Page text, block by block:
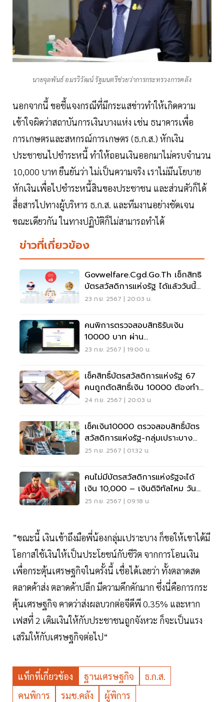
นายจุลพันธ์ อมรวิวัฒน์ รัฐมนตรีช่วยว่าการกระทรวงการคลัง
นอกจากนี้ ขอชี้แจงกรณีที่มีกระแสข่าวทำให้เกิดความ
เข้าใจผิดว่าสถาบันการเงินบางแห่ง เช่น ธนาคารเพื่อ
การเกษตรและสหกรณ์การเกษตร (ธ.ก.ส.) หักเงิน
ประชาชนไปชำระหนี้ ทำให้ถอนเงินออกมาไม่ครบจำนวน
10,000 บาท ยืนยันว่า ไม่เป็นความจริง เราไม่มีนโยบาย
หักเงินเพื่อไปชำระหนี้สินของประชาชน และส่วนตัวก็ได้
สื่อสารไปทางผู้บริหาร ธ.ก.ส. และทีมงานอย่างชัดเจน
ขณะเดียวกัน ในทางปฏิบัติก็ไม่สามารถทำได้
ข่าวที่เกี่ยวข้อง
Govwelfare.cgd.go.th เช็กสิทธิ
บัตรสวัสดิการแห่งรัฐ ได้แล้ววันนี้
24 ก.ย.67
23 ก.ย. 2567 | 20:03 น.
คนพิการตรวจสอบสิทธิรับเงิน
10000 บาท ผ่าน
Govwelfare.dep.go.th
23 ก.ย. 2567 | 19:00 น.
เช็คสิทธิ์บัตรสวัสดิการแห่งรัฐ 67
คนถูกตัดสิทธิ์เงิน 10000 ต้องทำ
อย่างไร
24 ก.ย. 2567 | 20:03 น.
เช็คเงิน10000 ตรวจสอบสิทธิ์บัตร
สวัสดิการแห่งรัฐ-กลุ่มเปราะบาง
ด่วน
25 ก.ย. 2567 | 01:32 น.
คนไม่มีบัตรสวัสดิการแห่งรัฐจะได้
เงิน 10,000 – เงินดิจิทัลไหม วัน
ไหน?
25 ก.ย. 2567 | 09:18 น.
”ขณะนี้ เงินเข้าถึงมือพี่น้องกลุ่มเปราะบาง ก็ขอให้เขาได้มี
โอกาสใช้เงินให้เป็นประโยชน์กับชีวิต จากการโอนเงิน
เพื่อกระตุ้นเศรษฐกิจในครั้งนี้ เชื่อได้เลยว่า ทั้งตลาดสด
ตลาดค้าส่ง ตลาดค้าปลีก มีความคึกคักมาก ซึ่งนี่คือการกระ
ตุ้นเศรษฐกิจ คาดว่าส่งผลบวกต่อจีดีพี 0.35% และหาก
เฟสที่ 2 เติมเงินให้กับประชาชนถูกจังหวะ ก็จะเป็นแรง
เสริมให้กับเศรษฐกิจต่อไป“
แท็กที่เกี่ยวข้อง ฐานเศรษฐกิจ
ธ.ก.ส.
คนพิการ
รมช.คลัง
ผู้พิการ